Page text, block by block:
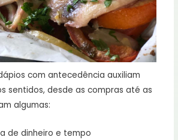
com antecedência auxiliam
sentidos, desde as compras até as
algumas:
de dinheiro e tempo